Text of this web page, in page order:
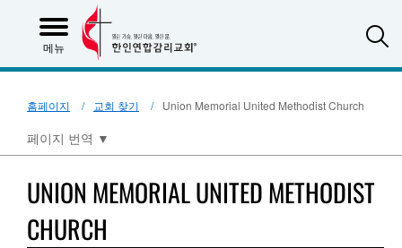
메뉴
홈페이지 교회 찾기 Union Memorial United Methodist Church
페이지 번역 ▼
UNION MEMORIAL UNITED METHODIST
CHURCH